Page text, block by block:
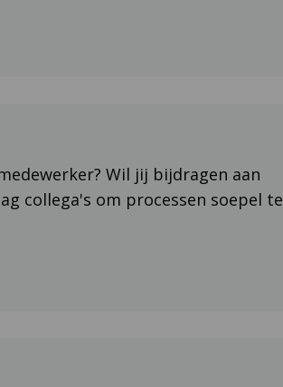
Wil jij bijdragen aan
collega's om processen soepel te